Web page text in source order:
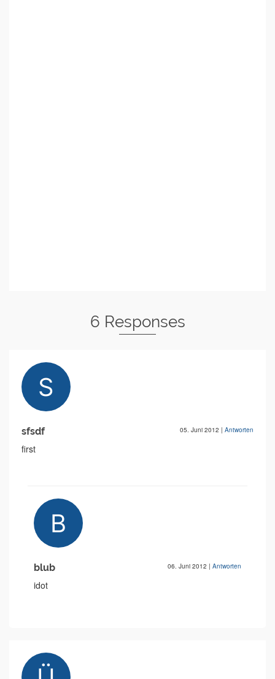
6 Responses
sfsdf 05. Juni 2012 | Antworten
first
blub 06. Juni 2012 | Antworten
idot